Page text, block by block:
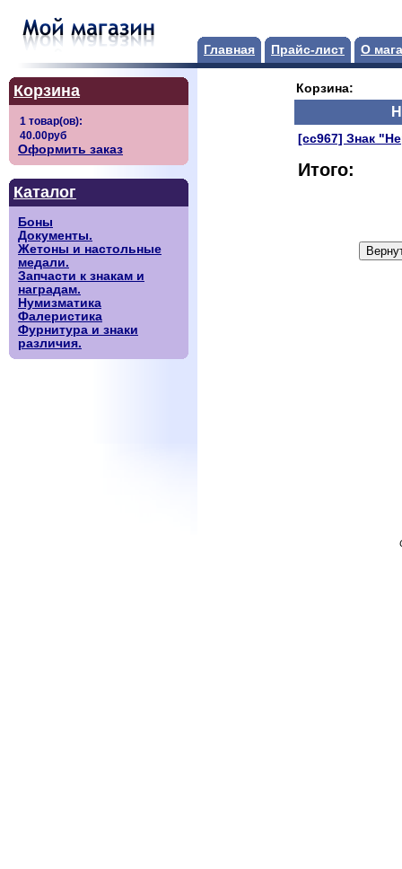
Главная Прайс-лист О
Корзина
Оформить заказ
Каталог
Боны
Документы.
Жетоны и настольные
медали.
Запчасти к знакам и
наградам.
Нумизматика
Фалеристика
Фурнитура и знаки
различия.
Корзина:
[сс967] Знак
Итого: